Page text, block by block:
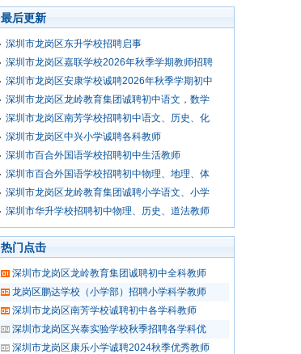
最后更新
深圳市龙岗区东升学校招聘启事
深圳市龙岗区嘉联学校2026年秋季学期教师招聘
深圳市龙岗区安康学校诚聘2026年秋季学期初中
深圳市龙岗区龙岭教育集团诚聘初中语文，数学
深圳市龙岗区南芳学校招聘初中语文、历史、化
深圳市龙岗区中兴小学诚聘各科教师
深圳市百合外国语学校招聘初中生活教师
深圳市百合外国语学校招聘初中物理、地理、体
深圳市龙岗区龙岭教育集团诚聘小学语文、小学
深圳市华升学校招聘初中物理、历史、道法教师
热门点击
深圳市龙岗区龙岭教育集团诚聘初中全科教师
龙岗区鹏达学校（小学部）招聘小学科学教师
深圳市龙岗区南芳学校诚聘初中各学科教师
深圳市龙岗区兴泰实验学校秋季招聘各学科优
深圳市龙岗区康乐小学诚聘2024秋季优秀教师